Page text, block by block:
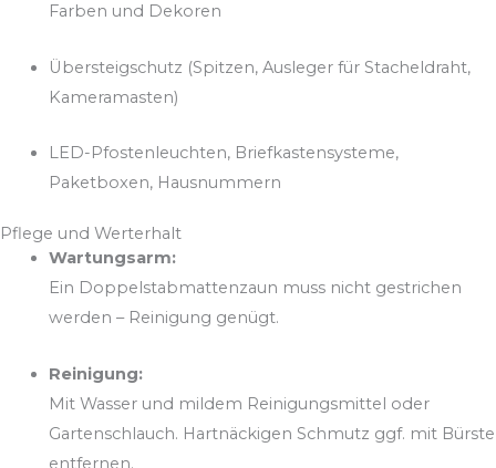
Farben und Dekoren
Übersteigschutz (Spitzen, Ausleger für Stacheldraht,
Kameramasten)
LED-Pfostenleuchten, Briefkastensysteme,
Paketboxen, Hausnummern
Pflege und Werterhalt
Wartungsarm:
Ein Doppelstabmattenzaun muss nicht gestrichen
werden – Reinigung genügt.
Reinigung:
Mit Wasser und mildem Reinigungsmittel oder
Gartenschlauch. Hartnäckigen Schmutz ggf. mit Bürste
entfernen.